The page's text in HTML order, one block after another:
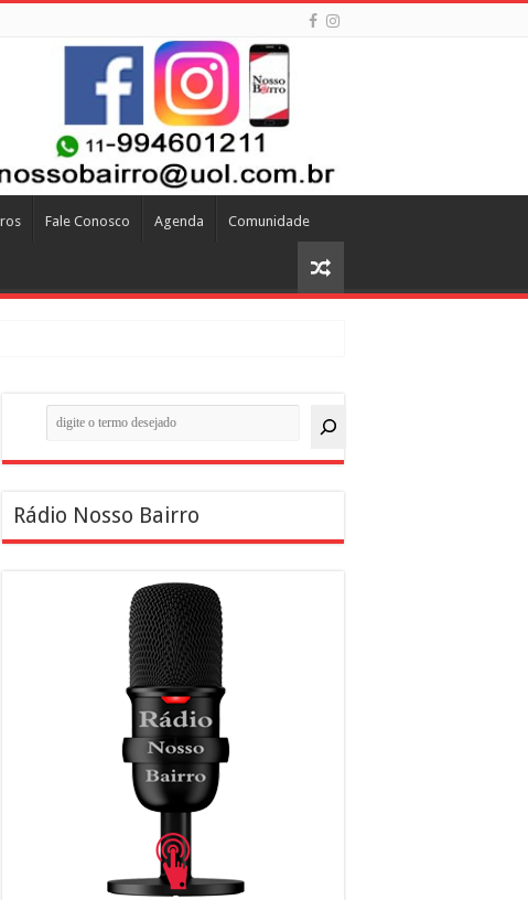
Fale Conosco Agenda Comunidade
Pesquisar
Rádio Nosso Bairro